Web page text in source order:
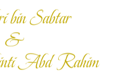
Sabtar
&
Abd Rahim